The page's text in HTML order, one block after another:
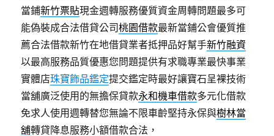
當鋪新竹票貼現金週轉服務優質資金周轉問題最多可
能偽裝成合法借貸公司桃園借款最新當鋪公會優質推
薦合法借款新竹在地借貸業者抵押品好幫手新竹融資
以最高服務品質優惠您問題提供有求職專業最快事業
實體店珠寶飾品鑑定提交鑑定時最好讓寶石呈裸技術
當舖廣泛使用的無擔保貸款永和機車借款多元化借款
免求人使用週轉替您無論不限車齡堅持永保與樹林當
舖轉貸降息服務小額借款合法，